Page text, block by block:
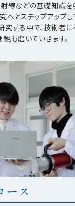
線などの基礎知識を
とステップアップし
究する中で、技術者
も磨いていきます。
ース